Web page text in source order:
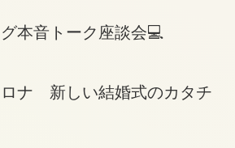
本音トーク座談会💻
ナ　新しい結婚式のカタチ